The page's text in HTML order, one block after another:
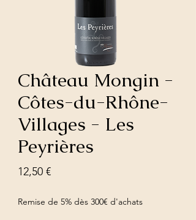
Château Mongin -
Côtes-du-Rhône-
Villages - Les
Peyrières
12,50 €Preis
Remise de 5% dès 300€ d'achats